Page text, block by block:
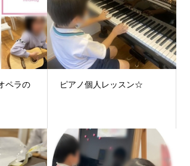
ペラの
ピアノ個人レッスン☆